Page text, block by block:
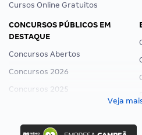
Cursos Online Gratuitos
CONCURSOS PÚBLICOS EM
DESTAQUE
Concursos Abertos
Concursos 2026
Concursos 2025
Concurso Ibama
Veja